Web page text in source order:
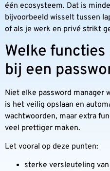
één ecosysteem. Dat is
bijvoorbeeld wisselt tussen
of als je werk en privé strikt
Welke
bij een
Niet elke password manager
is het veilig opslaan en
wachtwoorden, maar extra
veel prettiger maken.
Let vooral op deze punten:
sterke versleuteling